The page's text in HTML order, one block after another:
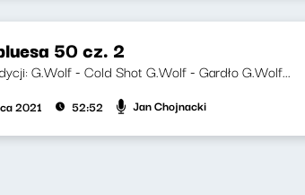
50 cz. 2
G.Wolf - Cold Shot G.Wolf - Gardło G.Wolf...
2021 52:52 Jan Chojnacki